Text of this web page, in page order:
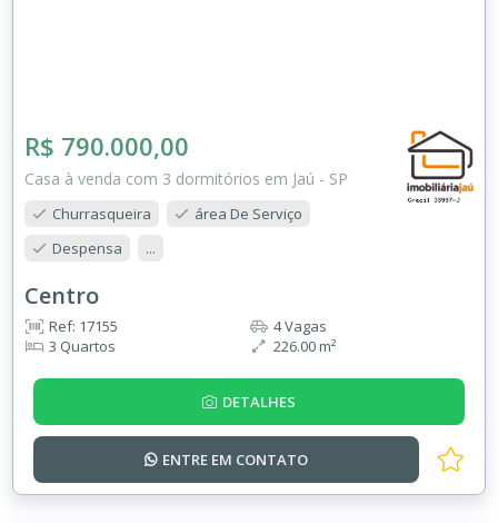
R$ 790.000,00
Casa à venda com 3 dormitórios em Jaú - SP
Churrasqueira
área De Serviço
Despensa
...
Centro
Ref: 17155
3 Quartos
4 Vagas
226.00 m²
DETALHES
ENTRE EM CONTATO